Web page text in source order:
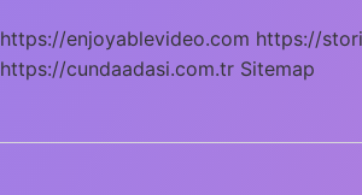
https://enjoyablevideo.com https://
https://cundaadasi.com.tr Sitemap